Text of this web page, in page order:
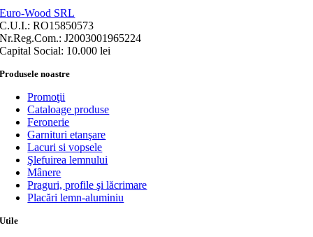
Euro-Wood SRL
C.U.I.: RO15850573
Nr.Reg.Com.: J2003001965224
Capital Social: 10.000 lei
Produsele noastre
Promoţii
Cataloage produse
Feronerie
Garnituri etanşare
Lacuri si vopsele
Şlefuirea lemnului
Mânere
Praguri, profile şi lăcrimare
Placări lemn-aluminiu
Utile